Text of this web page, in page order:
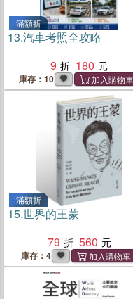
滿額折
13.汽車考照全攻略
9
180
庫存：10
滿額折
15.世界的王蒙
79
560
庫存：4